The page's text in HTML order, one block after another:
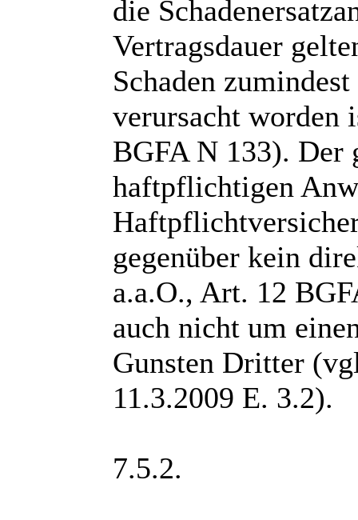
die
Vertragsdauer
Schaden
verursacht worden
BGFA N 133). Der
haftpflichtigen
gegenüber kein
a.a.O., Art. 12
auch nicht um
Gunsten Dritter
11.3.2009 E. 3.2).
7.5.2.